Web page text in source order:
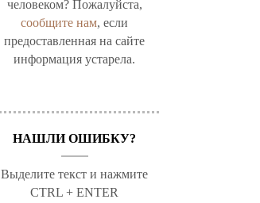
человеком? Пожалуйста,
сообщите нам, если
предоставленная на сайте
информация устарела.
НАШЛИ ОШИБКУ?
Выделите текст и нажмите
CTRL + ENTER